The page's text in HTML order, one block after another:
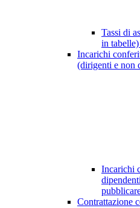
Tassi di
in tabelle)
Incarichi
(dirigenti e non
Incarichi
Contrattazione